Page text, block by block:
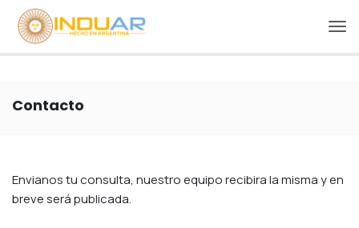
Contacto
Envianos tu consulta, nuestro equipo recibira la misma y en
breve será publicada.